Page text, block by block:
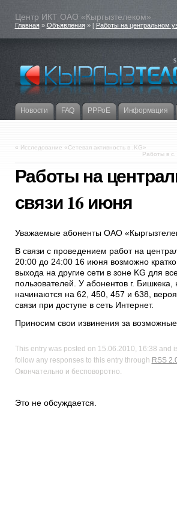
Центр ИКТ ОАО «Кыргызтелеком»
Главная» Объявления» [ Работы на центральном
Новости FAQ PPPoE Информация
« Исследование «Сетевая активность в .KG»
Работы в
Работы на
связи 16 июня
Уважаемые абоненты ОАО
В связи с проведением работ на
20:00 до 24:00 16 июня возможно
выхода на другие сети в зоне KG для
пользователей. У абонентов г.
начинаются на 62, 450, 457 и 638,
связи при доступе в сеть Интернет.
Приносим свои извинения за возможные
This entry was posted on 15.06.2010, 16:38 and
follow any responses to this entry through RSS
Окончательно и бесповоротно.
Это не обсуждается.